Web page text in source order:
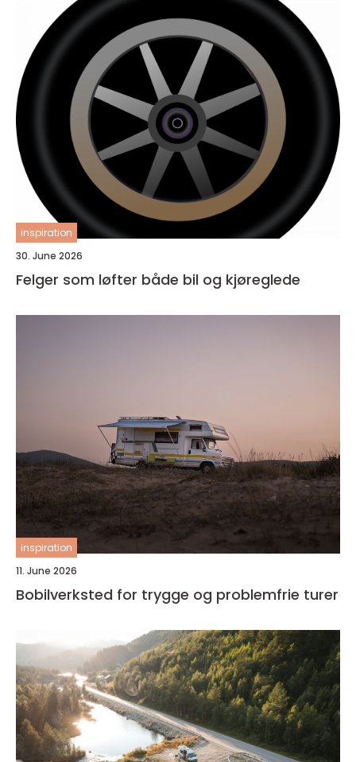
inspiration
30. June 2026
Felger som løfter både bil og kjøreglede
inspiration
11. June 2026
Bobilverksted for trygge og problemfrie turer